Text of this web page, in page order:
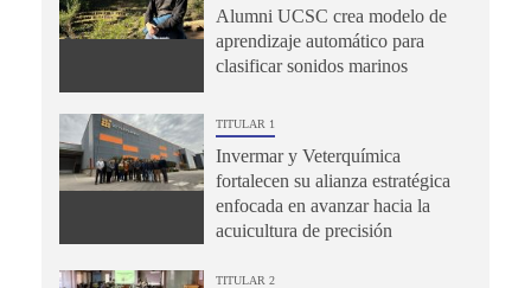
Alumni UCSC crea modelo de
aprendizaje automático para
clasificar sonidos marinos
TITULAR 1
Invermar y Veterquímica
fortalecen su alianza estratégica
enfocada en avanzar hacia la
acuicultura de precisión
TITULAR 2